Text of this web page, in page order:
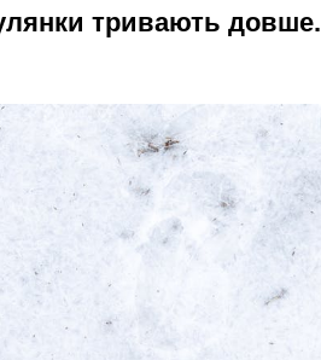
тривають довше.